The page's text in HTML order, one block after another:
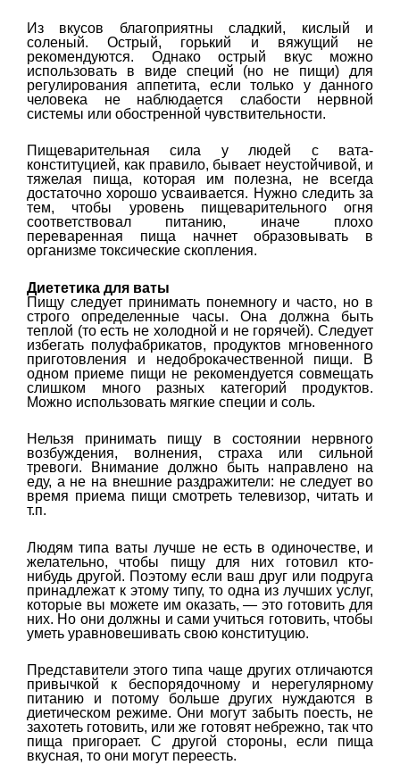
Из вкусов благоприятны сладкий, кислый и
соленый. Острый, горький и вяжущий не
рекомендуются. Однако острый вкус можно
использовать в виде специй (но не пищи) для
регулирования аппетита, если только у данного
человека не наблюдается слабости нервной
системы или обостренной чувствительности.
Пищеварительная сила у людей с вата-
конституцией, как правило, бывает неустойчивой, и
тяжелая пища, которая им полезна, не всегда
достаточно хорошо усваивается. Нужно следить за
тем, чтобы уровень пищеварительного огня
соответствовал питанию, иначе плохо
переваренная пища начнет образовывать в
организме токсические скопления.
Диететика для ваты
Пищу следует принимать понемногу и часто, но в
строго определенные часы. Она должна быть
теплой (то есть не холодной и не горячей). Следует
избегать полуфабрикатов, продуктов мгновенного
приготовления и недоброкачественной пищи. В
одном приеме пищи не рекомендуется совмещать
слишком много разных категорий продуктов.
Можно использовать мягкие специи и соль.
Нельзя принимать пищу в состоянии нервного
возбуждения, волнения, страха или сильной
тревоги. Внимание должно быть направлено на
еду, а не на внешние раздражители: не следует во
время приема пищи смотреть телевизор, читать и
т.п.
Людям типа ваты лучше не есть в одиночестве, и
желательно, чтобы пищу для них готовил кто-
нибудь другой. Поэтому если ваш друг или подруга
принадлежат к этому типу, то одна из лучших услуг,
которые вы можете им оказать, — это готовить для
них. Но они должны и сами учиться готовить, чтобы
уметь уравновешивать свою конституцию.
Представители этого типа чаще других отличаются
привычкой к беспорядочному и нерегулярному
питанию и потому больше других нуждаются в
диетическом режиме. Они могут забыть поесть, не
захотеть готовить, или же готовят небрежно, так что
пища пригорает. С другой стороны, если пища
вкусная, то они могут переесть.